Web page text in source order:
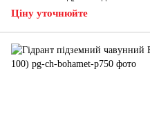
Ціну уточнюйте